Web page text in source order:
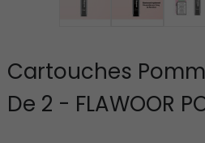
Cartouches
De 2 - FLAWOOR